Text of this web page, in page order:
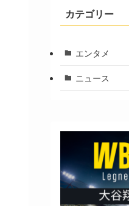
カテゴリー
エンタメ
ニュース